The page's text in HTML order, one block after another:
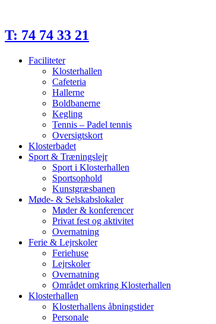
indhold
T: 74 74 33 21
Faciliteter
Klosterhallen
Cafeteria
Hallerne
Boldbanerne
Kegling
Tennis – Padel tennis
Oversigtskort
Klosterbadet
Sport & Træningslejr
Sport i Klosterhallen
Sportsophold
Kunstgræsbanen
Møde- & Selskabslokaler
Møder & konferencer
Privat fest og aktivitet
Overnatning
Ferie & Lejrskoler
Feriehuse
Lejrskoler
Overnatning
Området omkring Klosterhallen
Klosterhallen
Klosterhallens åbningstider
Personale